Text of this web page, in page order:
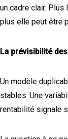
un cadre clair.
plus elle peut être
La prévisibilité
Un modèle
stables. Une
rentabilité signale